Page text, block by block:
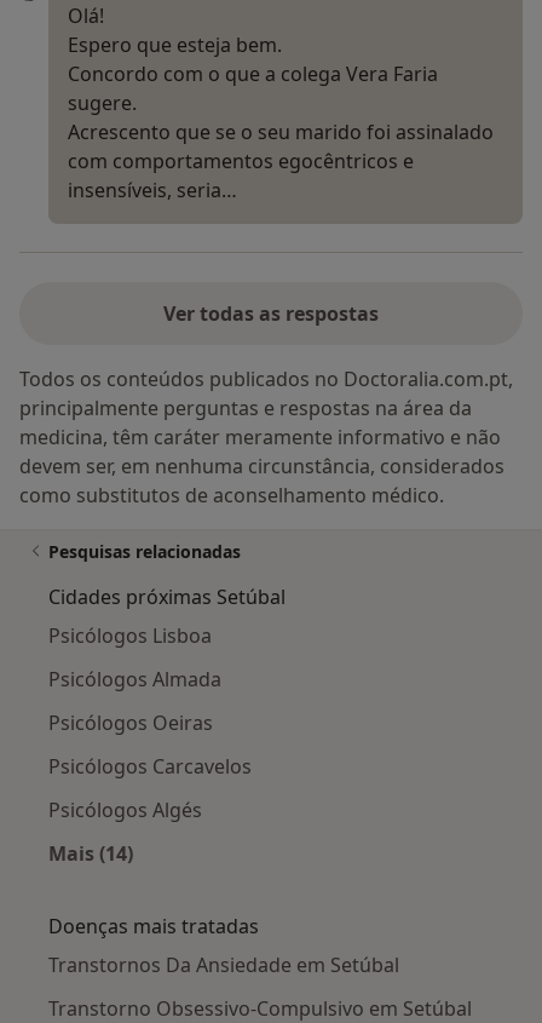
Olá!
Espero que esteja bem.
Concordo com o que a colega Vera Faria
sugere.
Acrescento que se o seu marido foi assinalado
com comportamentos egocêntricos e
insensíveis, seria…
Ver todas as respostas
Todos os conteúdos publicados no Doctoralia.com.pt,
principalmente perguntas e respostas na área da
medicina, têm caráter meramente informativo e não
devem ser, em nenhuma circunstância, considerados
como substitutos de aconselhamento médico.
Pesquisas relacionadas
Cidades próximas Setúbal
Psicólogos Lisboa
Psicólogos Almada
Psicólogos Oeiras
Psicólogos Carcavelos
Psicólogos Algés
Mais (14)
Doenças mais tratadas
Transtornos Da Ansiedade em Setúbal
Transtorno Obsessivo-Compulsivo em Setúbal